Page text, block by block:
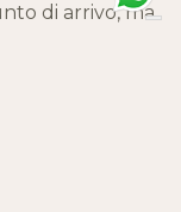
di arrivo, ma